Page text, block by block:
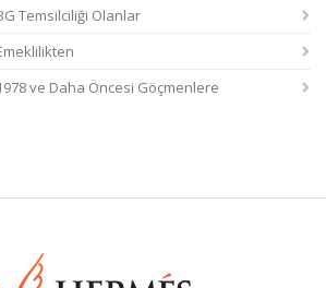
Temsilciliği Olanlar
ve Daha Öncesi Göçmenlere